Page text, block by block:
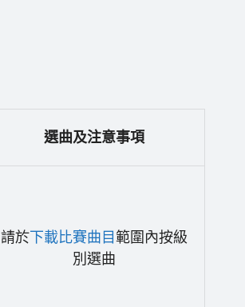
選曲及注意事項
請於下載比賽曲目範圍內按級
別選曲